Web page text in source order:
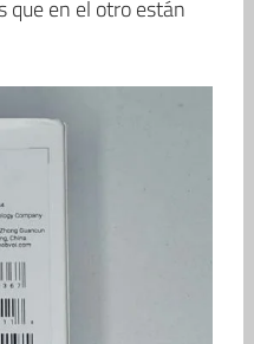
que en el otro están